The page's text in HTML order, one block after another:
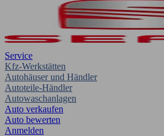
Service
Kfz-Werkstätten
Autohäuser und Händler
Autoteile-Händler
Autowaschanlagen
Auto verkaufen
Auto bewerten
Anmelden